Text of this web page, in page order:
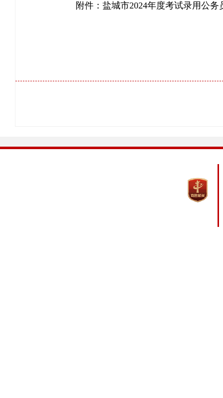
附件：盐城市2024年度考试录用公务